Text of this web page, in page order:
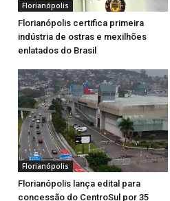
Florianópolis
Florianópolis certifica primeira
indústria de ostras e mexilhões
enlatados do Brasil
Florianópolis
Florianópolis lança edital para
concessão do CentroSul por 35